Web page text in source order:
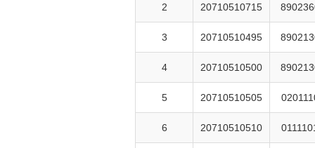
2 20710510715
3 20710510495
4 20710510500
5 20710510505
6 20710510510